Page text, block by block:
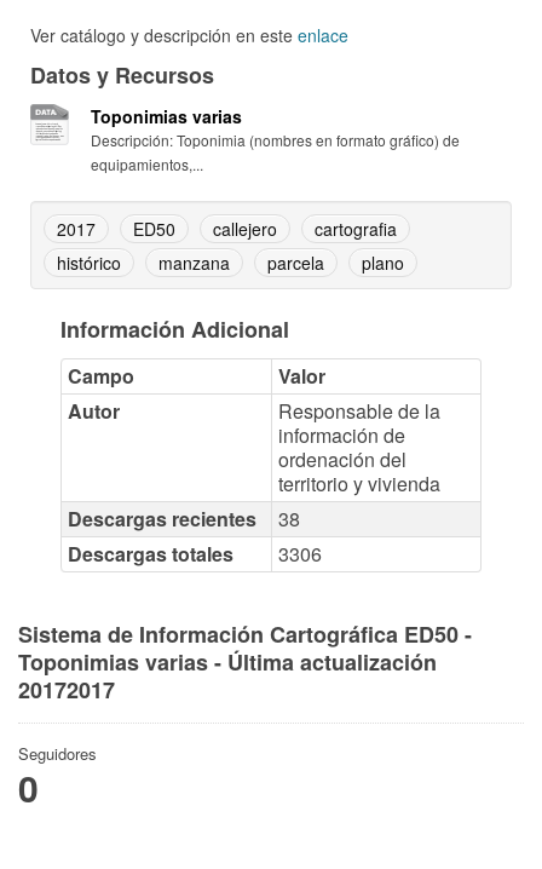
Ver catálogo y descripción en este enlace
Datos y Recursos
Toponimias varias
Descripción: Toponimia (nombres en formato gráfico) de
equipamientos,...
2017 ED50 callejero
cartografia
histórico
manzana parcela plano
Información Adicional
Campo
Valor
Autor
Responsable de la
información de
ordenación del
territorio y vivienda
Descargas recientes
38
Descargas totales
3306
Sistema de Información Cartográfica ED50 -
Toponimias varias - Última actualización
20172017
Seguidores
0